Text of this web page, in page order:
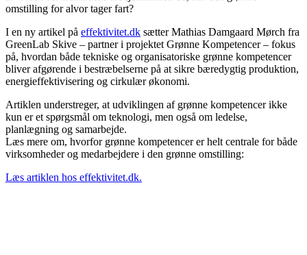
omstilling for alvor tager fart?
I en ny artikel på effektivitet.dk sætter Mathias Damgaard Mørch fra
GreenLab Skive – partner i projektet Grønne Kompetencer – fokus
på, hvordan både tekniske og organisatoriske grønne kompetencer
bliver afgørende i bestræbelserne på at sikre bæredygtig produktion,
energieffektivisering og cirkulær økonomi.
Artiklen understreger, at udviklingen af grønne kompetencer ikke
kun er et spørgsmål om teknologi, men også om ledelse,
planlægning og samarbejde.
Læs mere om, hvorfor grønne kompetencer er helt centrale for både
virksomheder og medarbejdere i den grønne omstilling:
Læs artiklen hos effektivitet.dk.